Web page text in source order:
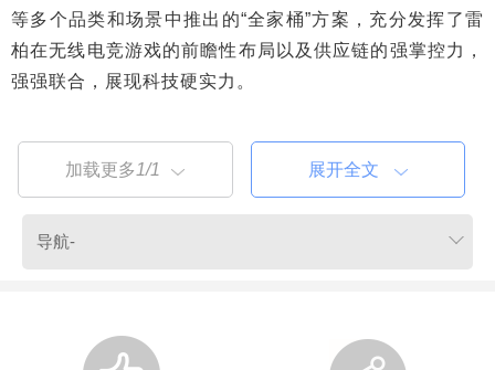
等多个品类和场景中推出的“全家桶”方案，充分发挥了雷
柏在无线电竞游戏的前瞻性布局以及供应链的强掌控力，
强强联合，展现科技硬实力。
加载更多1/1 展开全文